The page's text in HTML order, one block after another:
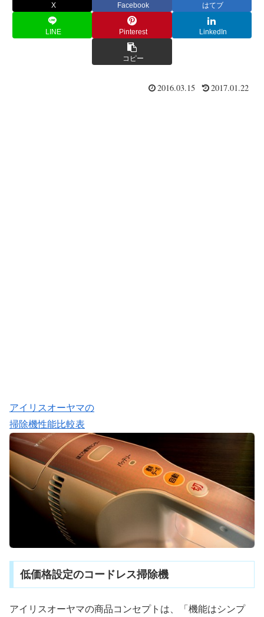
X Facebook はてブ
LINE Pinterest LinkedIn
コピー
2016.03.15 2017.01.22
アイリスオーヤマの
掃除機性能比較表
低価格設定のコードレス掃除機
アイリスオーヤマの商品コンセプトは、「機能はシンプ